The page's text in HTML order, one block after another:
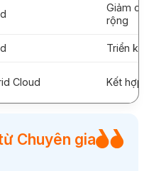
Giảm
rộng
Triển
Cloud Kết hợp
Chuyên gia